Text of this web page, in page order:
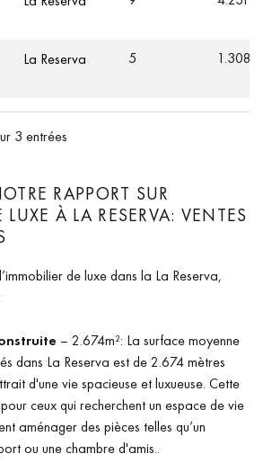
La Reserva 5 1.308
3 entrées
RAPPORT SUR
LUXE À LA RESERVA: VENTES
de luxe dans la La Reserva,
– 2.674m²: La surface moyenne
dans La Reserva est de 2.674 mètres
d'une vie spacieuse et luxueuse. Cette
ceux qui recherchent un espace de vie
aménager des pièces telles qu’un
ou une chambre d'amis..